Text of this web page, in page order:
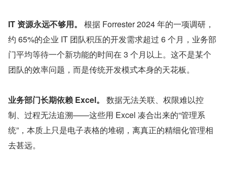
IT 资源永远不够用。
根据 Forrester 2024 年的一项调研，
约 65%的企业 IT 团队积压的开发需求超过 6 个月，业务部
门平均等待一个新功能的时间在 3 个月以上。这不是某个
团队的效率问题，而是传统开发模式本身的天花板。
业务部门长期依赖 Excel。
数据无法关联、权限难以控
制、过程无法追溯——这些用 Excel 凑合出来的“管理系
统”，本质上只是电子表格的堆砌，离真正的精细化管理相
去甚远。